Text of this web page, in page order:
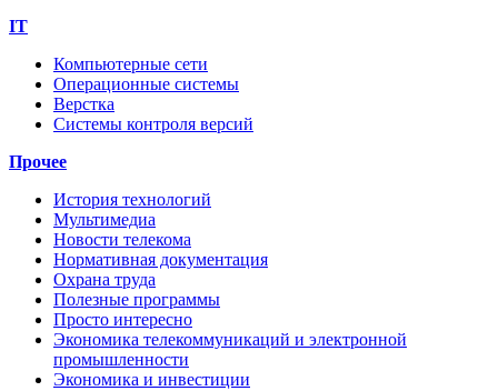
IT
Компьютерные сети
Операционные системы
Верстка
Системы контроля версий
Прочее
История технологий
Мультимедиа
Новости телекома
Нормативная документация
Охрана труда
Полезные программы
Просто интересно
Экономика телекоммуникаций и электронной
промышленности
Экономика и инвестиции